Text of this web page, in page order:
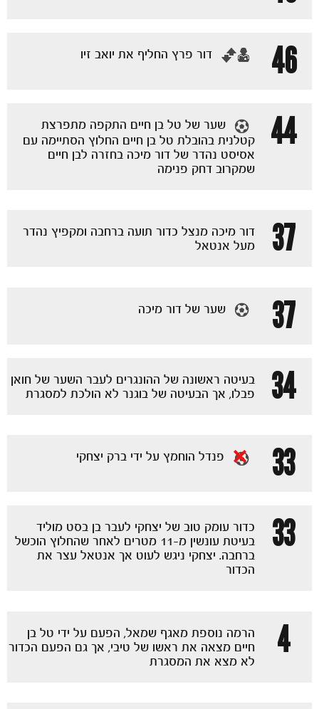
כרטיסים
46
‏דור פרץ החליף את יואב זיו
44
שער של טל בן חיים התקפה מתפרצת
קטלנית בהובלת טל בן חיים החלוץ הסתיימה עם
אסיסט נהדר של דור מיכה בחזרה לבן חיים
שמקרוב דחק פנימה
37
דור מיכה מנצל כדור תועה ברחבה ומקפיץ נהדר
מעל אנטאל
37 שער של דור מיכה
34
בעיטה ראשונה של ההונגרים לעבר השער של חואן
פבלו, אך הבעיטה של בוגנר לא הולכת למסגרת
33 פנדל הוחמץ על ידי ברק יצחקי
33
כדור עומק טוב של יצחקי לעבר בן בסט מוליד
בעיטת עונשין מ-11 מטרים לאחר שהחלוץ הוכשל
ברחבה. יצחקי ניגש לעוט אך אנטאל עצר את
הכדור
4
הרמה נוספת מאגף שמאל, הפעם על ידי טל בן
חיים מצאה את ראשו של טיבי, אך גם הפעם הכדור
לא מצא את המסגרת